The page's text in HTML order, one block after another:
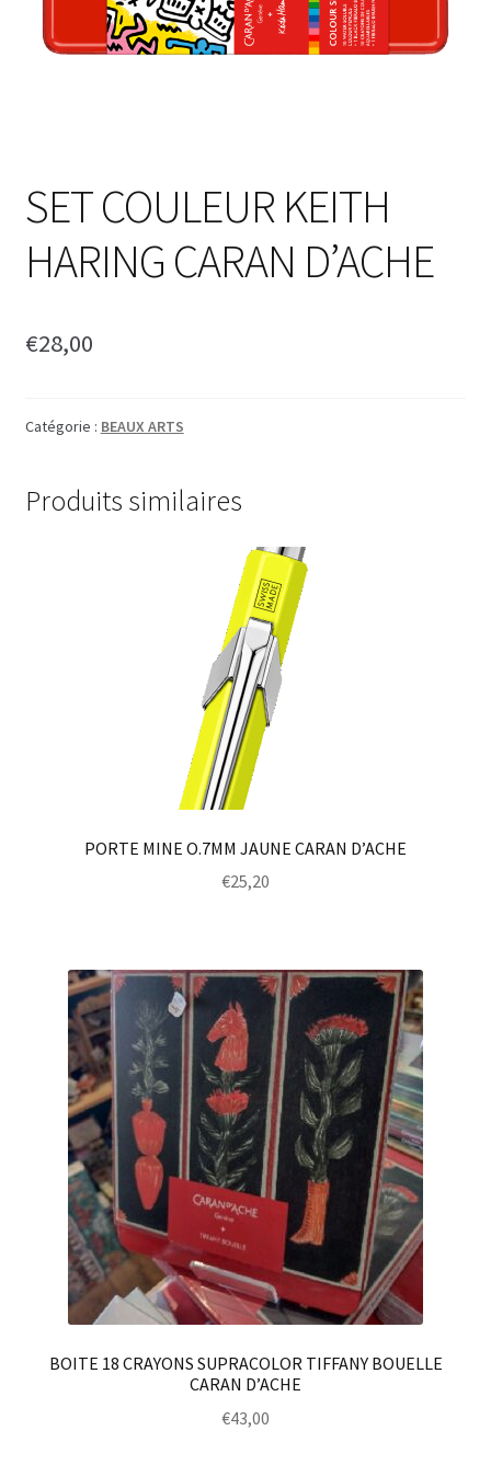
SET COULEUR KEITH
HARING CARAN D’ACHE
€28,00
Catégorie : BEAUX ARTS
Produits similaires
PORTE MINE O.7MM JAUNE CARAN D’ACHE
€25,20
BOITE 18 CRAYONS SUPRACOLOR TIFFANY BOUELLE
CARAN D’ACHE
€43,00